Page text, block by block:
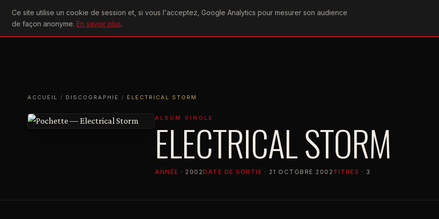
Ce site utilise un cookie de session et, si vous l'acceptez, Google Analytics pour mesurer son audience
de façon anonyme. En savoir plus.
U2achtung
ACCUEIL
ACTU CONCERTS DISCOGRAPHIEPAROLESVIDÉOGRAPHIEFORUMS
ACCUEIL / DISCOGRAPHIE / ELECTRICAL STORM
ALBUM SINGLE
ELECTRICAL STORM
ANNÉE · 2002DATE DE SORTIE · 21 OCTOBRE 2002 TITRES · 3